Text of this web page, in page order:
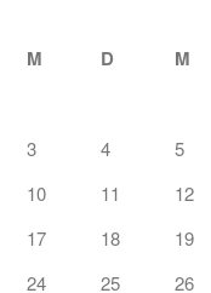
M D M
3
4 5
10
11 12
17
18 19
24
25 26